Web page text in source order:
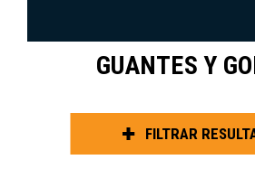
GUANTES Y
FILTRAR